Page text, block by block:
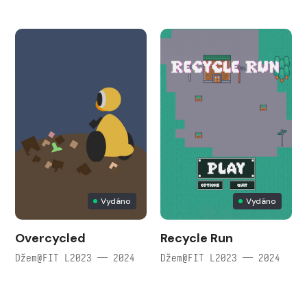
Vydáno
Overcycled
Džem@FIT L2023 — 2024
Vydáno
Recycle Run
Džem@FIT L2023 — 2024